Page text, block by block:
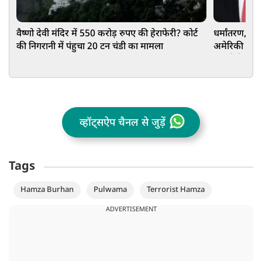
वैष्णो देवी मंदिर में 550 करोड़ रुपए की हेराफेरी? कोर्ट
की निगरानी में पंहुचा 20 टन चंडी का मामला
धर्मांतरण,
अमेरिकी
व्हॉट्सऐप चैनल से जुड़ें
Tags
Hamza Burhan Pulwama Terrorist Hamza
ADVERTISEMENT